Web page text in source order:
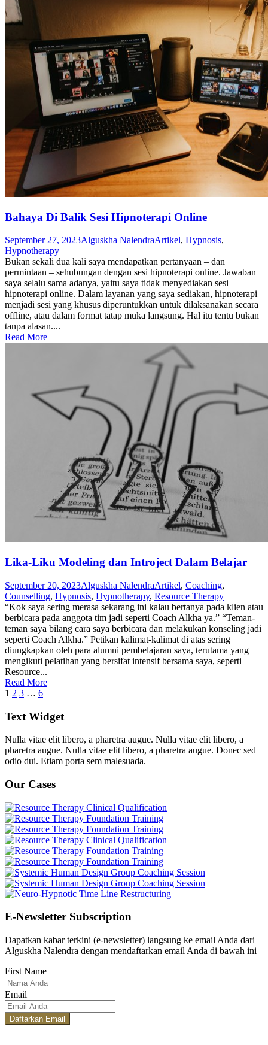
Bahaya Di Balik Sesi Hipnoterapi Online
September 27, 2023Alguskha NalendraArtikel, Hypnosis,
Hypnotherapy
Bukan sekali dua kali saya mendapatkan pertanyaan – dan
permintaan – sehubungan dengan sesi hipnoterapi online. Jawaban
saya selalu sama adanya, yaitu saya tidak menyediakan sesi
hipnoterapi online. Dalam layanan yang saya sediakan, hipnoterapi
menjadi sesi yang khusus diperuntukkan untuk dilaksanakan secara
offline, atau dalam format tatap muka langsung. Hal itu tentu bukan
tanpa alasan....
Read More
Lika-Liku Modeling dan Introject Dalam Belajar
September 20, 2023Alguskha NalendraArtikel, Coaching,
Counselling, Hypnosis, Hypnotherapy, Resource Therapy
“Kok saya sering merasa sekarang ini kalau bertanya pada klien atau
berbicara pada anggota tim jadi seperti Coach Alkha ya.” “Teman-
teman saya bilang cara saya berbicara dan melakukan konseling jadi
seperti Coach Alkha.” Petikan kalimat-kalimat di atas sering
diungkapkan oleh para alumni pembelajaran saya, terutama yang
mengikuti pelatihan yang bersifat intensif bersama saya, seperti
Resource...
Read More
1 2 3 … 6
Text Widget
Nulla vitae elit libero, a pharetra augue. Nulla vitae elit libero, a
pharetra augue. Nulla vitae elit libero, a pharetra augue. Donec sed
odio dui. Etiam porta sem malesuada.
Our Cases
E-Newsletter Subscription
Dapatkan kabar terkini (e-newsletter) langsung ke email Anda dari
Alguskha Nalendra dengan mendaftarkan email Anda di bawah ini
First Name
Email
Daftarkan Email